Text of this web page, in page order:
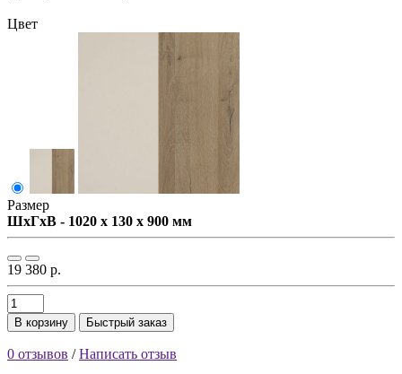
Цвет
Размер
ШxГxВ - 1020 x 130 x 900 мм
19 380 р.
В корзину Быстрый заказ
0 отзывов /Написать отзыв